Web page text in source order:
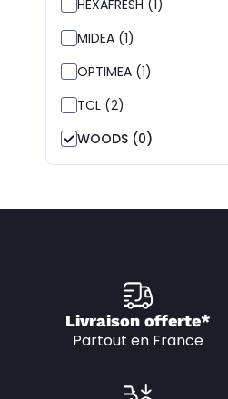
HEXAFRESH (1)
MIDEA (1)
OPTIMEA (1)
TCL (2)
WOODS (0)
Livraison offerte*
Partout en France